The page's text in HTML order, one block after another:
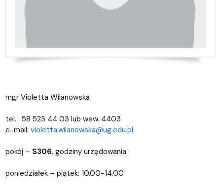
mgr Violetta Wilanowska
tel.: 58 523 44 03 lub wew. 4403
e-mail: violetta.wilanowska@ug.edu.pl
pokój – S306, godziny urzędowania:
poniedziałek – piątek: 10.00-14.00